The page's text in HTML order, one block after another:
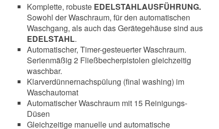
Komplette, robuste EDELSTAHLAUSFÜHRUNG.
Sowohl der Waschraum, für den automatischen
Waschgang, als auch das Gerätegehäuse sind aus
EDELSTAHL.
Automatischer, Timer-gesteuerter Waschraum.
Serienmäßig 2 Fließbecherpistolen gleichzeitig
waschbar.
Klarverdünnernachspülung (final washing) im
Waschautomat
Automatischer Waschraum mit 15 Reinigungs-
Düsen
Gleichzeitige manuelle und automatische